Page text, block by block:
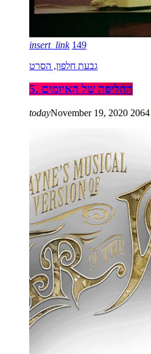
insert_link 149
גבעת חלפון, הסרט
5. החליפה של האיומים
todayNovember 19, 2020 2064